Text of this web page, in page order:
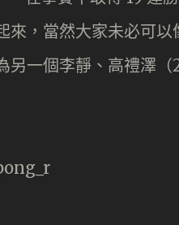
來，當然大家未必可
另一個李靜、高禮澤